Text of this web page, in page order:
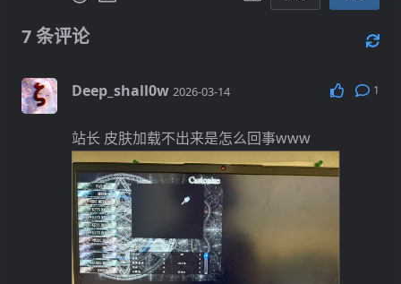
7条评论
Deep_shall0w 2026-03-14 1
站长 皮肤加载不出来是怎么回事www